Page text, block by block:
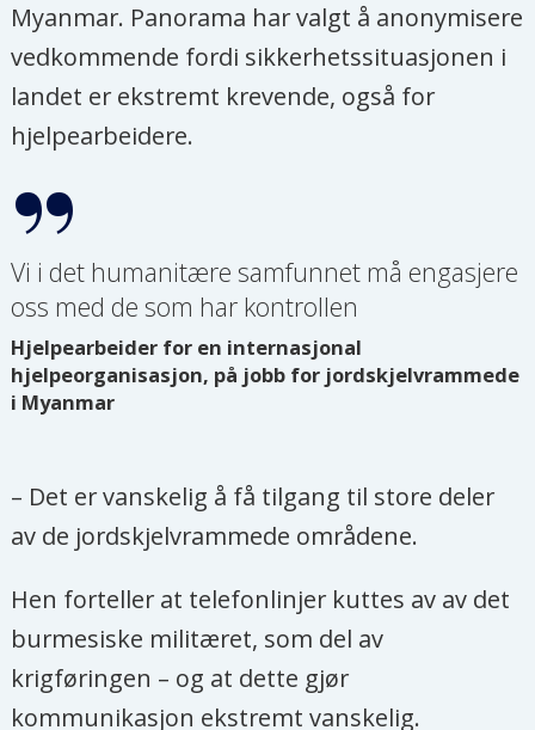
Myanmar. Panorama har valgt å anonymisere
vedkommende fordi sikkerhetssituasjonen i
landet er ekstremt krevende, også for
hjelpearbeidere.
Vi i det humanitære samfunnet må engasjere
oss med de som har kontrollen
Hjelpearbeider for en internasjonal
hjelpeorganisasjon, på jobb for jordskjelvrammede
i Myanmar
– Det er vanskelig å få tilgang til store deler
av de jordskjelvrammede områdene.
Hen forteller at telefonlinjer kuttes av av det
burmesiske militæret, som del av
krigføringen – og at dette gjør
kommunikasjon ekstremt vanskelig.